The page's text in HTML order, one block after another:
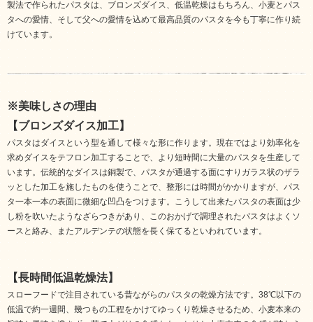
製法で作られたパスタは、ブロンズダイス、低温乾燥はもちろん、小麦とパス
タへの愛情、そして父への愛情を込めて最高品質のパスタを今も丁寧に作り続
けています。
※美味しさの理由
【ブロンズダイス加工】
パスタはダイスという型を通して様々な形に作ります。現在ではより効率化を
求めダイスをテフロン加工することで、より短時間に大量のパスタを生産して
います。伝統的なダイスは銅製で、パスタが通過する面にすりガラス状のザラ
ッとした加工を施したものを使うことで、整形には時間がかかりますが、パス
タ一本一本の表面に微細な凹凸をつけます。こうして出来たパスタの表面は少
し粉を吹いたようなざらつきがあり、このおかげで調理されたパスタはよくソ
ースと絡み、またアルデンテの状態を長く保てるといわれています。
【長時間低温乾燥法】
スローフードで注目されている昔ながらのパスタの乾燥方法です。38℃以下の
低温で約一週間、幾つもの工程をかけてゆっくり乾燥させるため、小麦本来の